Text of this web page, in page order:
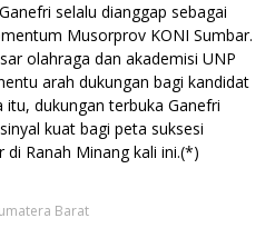
selalu dianggap sebagai
Musorprov KONI Sumbar.
olahraga dan akademisi UNP
arah dukungan bagi kandidat
itu, dukungan terbuka Ganefri
kuat bagi peta suksesi
Ranah Minang kali ini.(*)
Barat